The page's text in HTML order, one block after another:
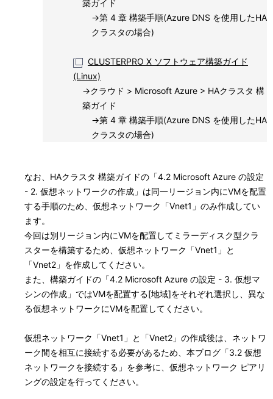
築ガイド
→第 4 章 構築手順(Azure DNS を使用したHA
クラスタの場合)
CLUSTERPRO X ソフトウェア構築ガイド
(Linux)
→クラウド > Microsoft Azure > HAクラスタ 構
築ガイド
→第 4 章 構築手順(Azure DNS を使用したHA
クラスタの場合)
なお、HAクラスタ 構築ガイドの「4.2 Microsoft Azure の設定
- 2. 仮想ネットワークの作成」は同一リージョン内にVMを配置
する手順のため、仮想ネットワーク「Vnet1」のみ作成してい
ます。
今回は別リージョン内にVMを配置してミラーディスク型クラ
スターを構築するため、仮想ネットワーク「Vnet1」と
「Vnet2」を作成してください。
また、構築ガイドの「4.2 Microsoft Azure の設定 - 3. 仮想マ
シンの作成」ではVMを配置する[地域]をそれぞれ選択し、異な
る仮想ネットワークにVMを配置してください。
仮想ネットワーク「Vnet1」と「Vnet2」の作成後は、ネットワ
ーク間を相互に接続する必要があるため、本ブログ「3.2 仮想
ネットワークを接続する」を参考に、仮想ネットワーク ピアリ
ングの設定を行ってください。